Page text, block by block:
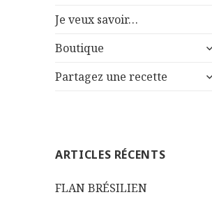
Je veux savoir…
Boutique
Partagez une recette
ARTICLES RÉCENTS
FLAN BRÉSILIEN